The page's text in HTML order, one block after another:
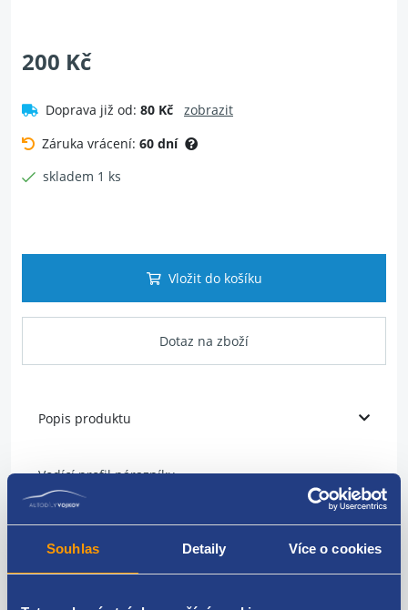
Souhlas Detaily Více o cookies
200 Kč
Doprava již od: 80 Kč
zobrazit
Záruka vrácení: 60 dní
skladem 1 ks
Vložit do košíku
Dotaz na zboží
Popis produktu
Vodící profil nárazníku
umístění: zadní
strana: levá